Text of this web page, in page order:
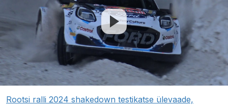
Rootsi ralli 2024 shakedown testikatse ülevaade,